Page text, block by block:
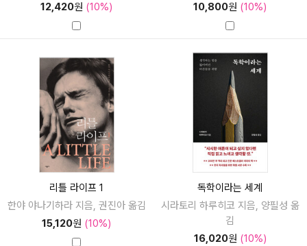
12,420원 (10%)
10,800원 (10%)
리틀 라이프 1
한야 야나기하라 지음, 권진아 옮김
15,120원 (10%)
독학이라는 세계
시라토리 하루히코 지음, 양필성 옮
김
16,020원 (10%)